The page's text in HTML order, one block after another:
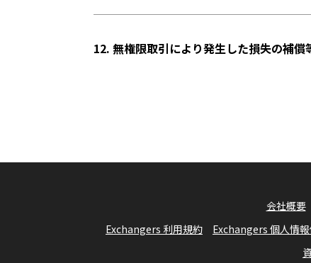
12. 無権限取引により発生した損失の補償
会社概要
Exchangers 利用規約
Exchangers 個人情